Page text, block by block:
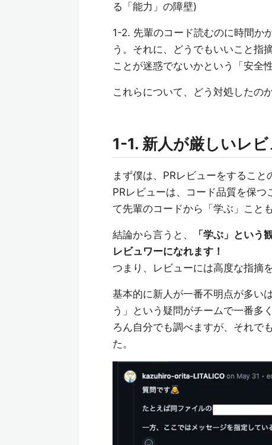
る「能力」の障壁)
1-2. 先輩のコード読むのに時間か
う。それに、どうでもいいこと指
ことが迷惑でないかという「安全
これらについて、どう対処したの
1-1. 新人が厳しいレ
まず僕は、PRレビューをすること
PRレビューは、コード品質を保
て先輩のコードから「学ぶ」こと
結論から言うと、
「学ぶ」という
レビュワーになれます！
つまり、レビューには高度な指摘
基本的に新人が一番不明点が多い
う」という疑問がチームで一番多
ろん自分でも調べますが、それで
た。